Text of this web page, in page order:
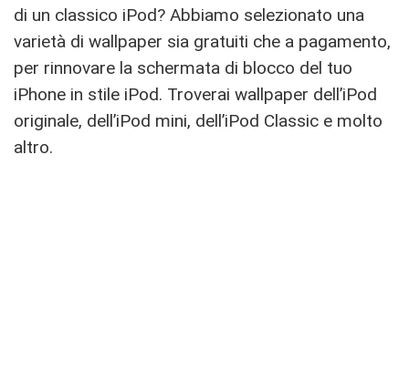
di un classico iPod? Abbiamo selezionato una
varietà di wallpaper sia gratuiti che a pagamento,
per rinnovare la schermata di blocco del tuo
iPhone in stile iPod. Troverai wallpaper dell’iPod
originale, dell’iPod mini, dell’iPod Classic e molto
altro.